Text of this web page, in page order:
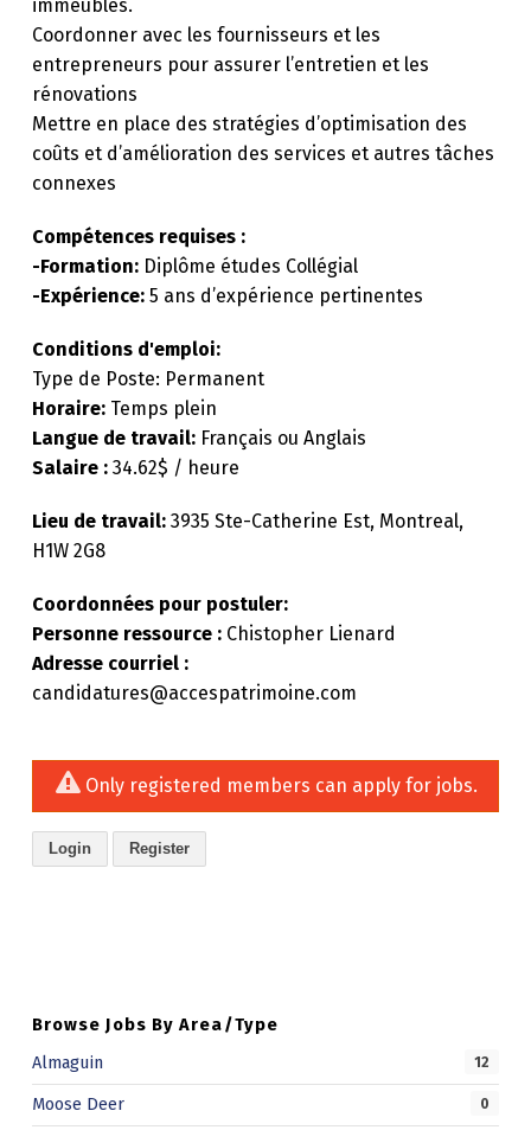
immeubles.
Coordonner avec les fournisseurs et les
entrepreneurs pour assurer l’entretien et les
rénovations
Mettre en place des stratégies d’optimisation des
coûts et d’amélioration des services et autres tâches
connexes
Compétences requises :
-Formation:Diplôme études Collégial
-Expérience:5 ans d’expérience pertinentes
Conditions d'emploi:
Type de Poste: Permanent
Horaire:Temps plein
Langue de travail:Français ou Anglais
Salaire :34.62$ / heure
Lieu de travail:3935 Ste-Catherine Est, Montreal,
H1W 2G8
Coordonnées pour postuler:
Personne ressource :Chistopher Lienard
Adresse courriel :
candidatures@accespatrimoine.com
Only registered members can apply for jobs.
Login Register
Browse Jobs By Area/Type
Almaguin
12
Moose Deer 0